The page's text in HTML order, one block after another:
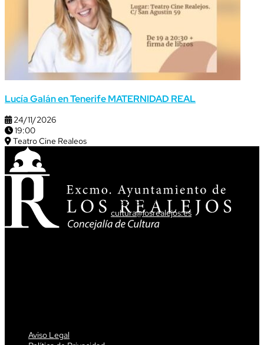
Lucía Galán en Tenerife MATERNIDAD REAL
24/11/2026
19:00
Teatro Cine Realeos
T. 922 34 62 34
cultura@losrealejos.es
Aviso Legal